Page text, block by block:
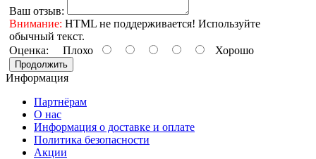
Ваш отзыв:
Внимание: HTML не поддерживается! Используйте
обычный текст.
Оценка: Плохо Хорошо
Продолжить
Информация
Партнёрам
О нас
Информация о доставке и оплате
Политика безопасности
Акции